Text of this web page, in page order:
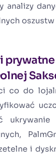
analizy
prywatne
co do
i